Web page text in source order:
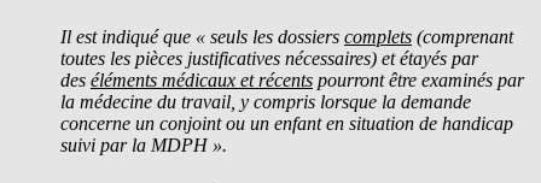
Il est indiqué que « seuls les dossiers complets (comprenant
toutes les pièces justificatives nécessaires) et étayés par
des éléments médicaux et récents pourront être examinés par
la médecine du travail, y compris lorsque la demande
concerne un conjoint ou un enfant en situation de handicap
suivi par la MDPH ».